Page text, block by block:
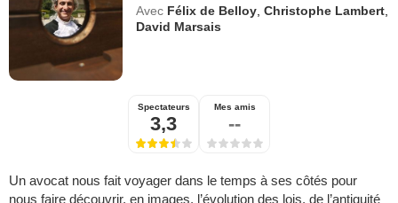
Avec Félix de Belloy ,Christophe Lambert
David Marsais
Spectateurs
3,3
Mes amis
--
Un avocat nous fait voyager dans le temps à ses côtés pour
nous faire découvrir, en images, l’évolution des lois, de l’antiquité